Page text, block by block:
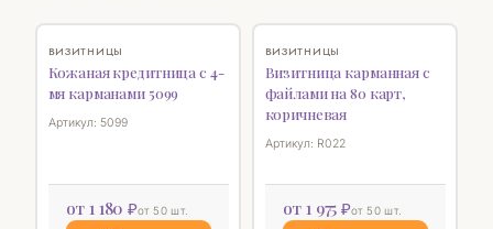
ВИЗИТНИЦЫ
Кожаная кредитница с 4-
мя карманами 5099
Артикул: 5099
от 1 180 ₽от 50 шт.
ВИЗИТНИЦЫ
Визитница карманная с
файлами на 80 карт,
коричневая
Артикул: R022
от 1 975 ₽от 50 шт.